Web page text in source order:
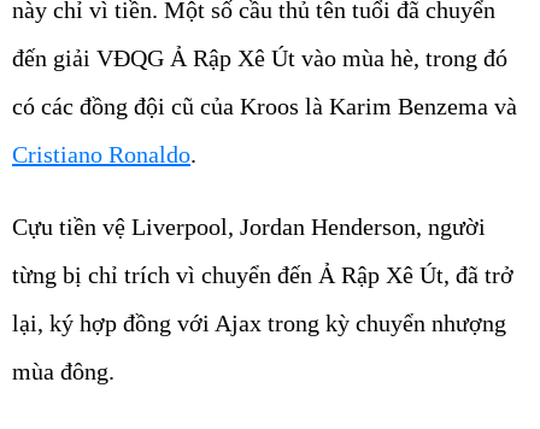
này chỉ vì tiền. Một số cầu thủ tên tuổi đã chuyển
đến giải VĐQG Ả Rập Xê Út vào mùa hè, trong đó
có các đồng đội cũ của Kroos là Karim Benzema và
Cristiano Ronaldo.
Cựu tiền vệ Liverpool, Jordan Henderson, người
từng bị chỉ trích vì chuyển đến Ả Rập Xê Út, đã trở
lại, ký hợp đồng với Ajax trong kỳ chuyển nhượng
mùa đông.